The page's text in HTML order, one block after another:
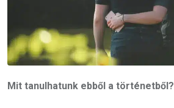
Mit tanulhatunk ebből a történetből?